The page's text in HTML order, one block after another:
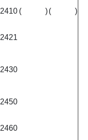
2410 ( )( )
2421
2430
2450
2460